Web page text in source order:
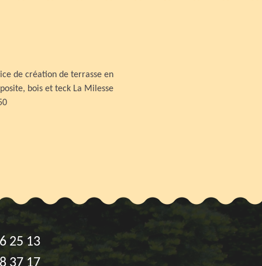
de création de terrasse en
bois et teck La Milesse
25 13
37 17